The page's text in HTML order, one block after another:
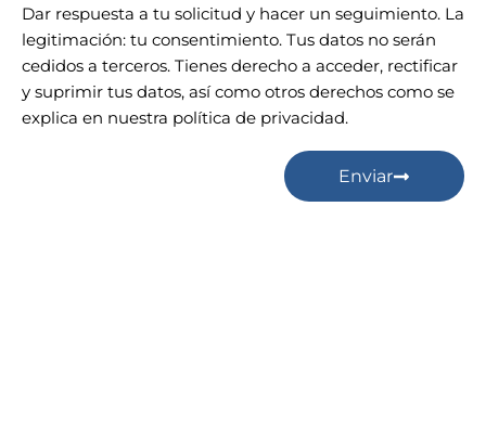
Dar respuesta a tu solicitud y hacer un seguimiento. La
legitimación: tu consentimiento. Tus datos no serán
cedidos a terceros. Tienes derecho a acceder, rectificar
y suprimir tus datos, así como otros derechos como se
explica en nuestra política de privacidad.
Enviar